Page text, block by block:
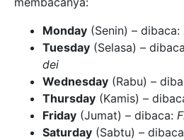
Monday (Senin) – dibaca:
Tuesday (Selasa) –
dei
Wednesday (Rabu) –
Thursday (Kamis) –
Friday (Jumat) – dibaca:
Saturday (Sabtu) –